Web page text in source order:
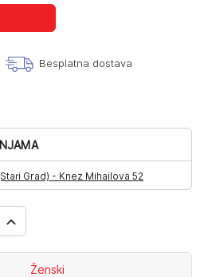
Besplatna dostava
Grad) - Knez Mihailova 52
Ženski